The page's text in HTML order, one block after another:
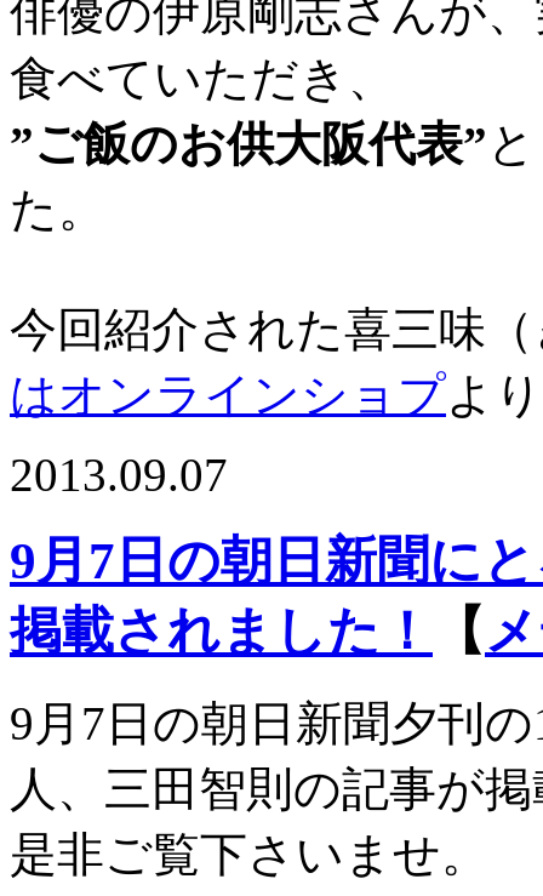
俳優の伊原剛志さんが
食べていただき、
”ご飯のお供大阪代表”
た。
今回紹介された喜三味
はオンラインショプよ
2013.09.07
9月7日の朝日新聞に
掲載されました！
【
9月7日の朝日新聞夕刊
人、三田智則の記事が
是非ご覧下さいませ。